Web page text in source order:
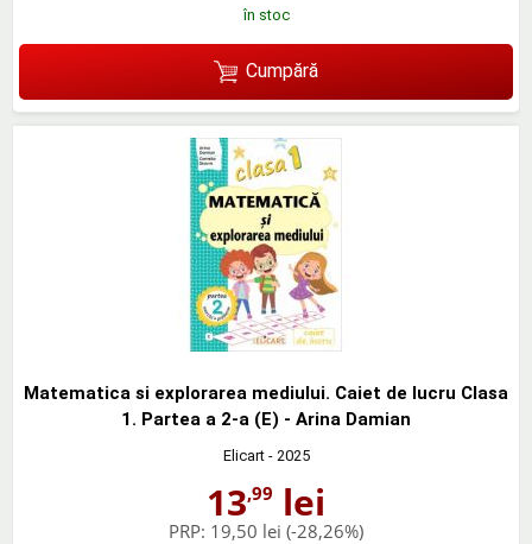
în stoc
Cumpără
Matematica si explorarea mediului. Caiet de lucru Clasa
1. Partea a 2-a (E) - Arina Damian
Elicart- 2025
13,99 lei
PRP: 19,50 lei (-28,26%)